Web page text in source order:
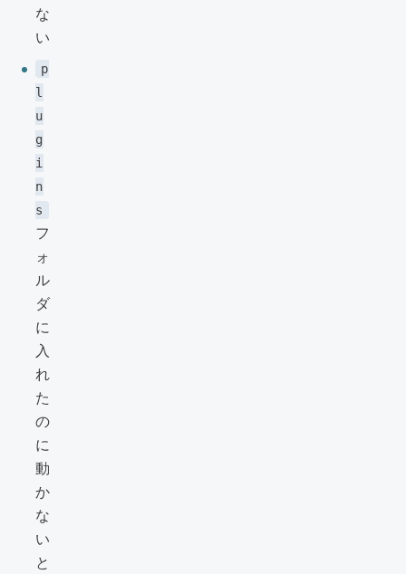
な
い
p
l
u
g
i
n
s
フ
ォ
ル
ダ
に
入
れ
た
の
に
動
か
な
い
と